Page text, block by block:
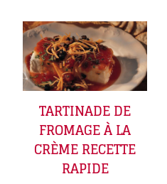
TARTINADE DE
FROMAGE À LA
CRÈME RECETTE
RAPIDE